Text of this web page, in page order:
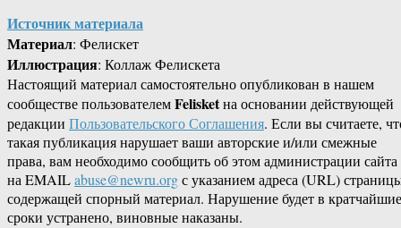
Источник материала
Материал: Фелискет
Иллюстрация: Коллаж Фелискета
Настоящий материал самостоятельно опубликован в нашем
сообществе пользователемFelisketна основании действующей
редакции Пользовательского Соглашения. Если вы считаете,
такая публикация нарушает ваши авторские и/или смежные
права, вам необходимо сообщить об этом администрации сайта
на EMAILabuse@newru.orgс указанием адреса (URL)
содержащей спорный материал. Нарушение будет в кратчайшие
сроки устранено, виновные наказаны.